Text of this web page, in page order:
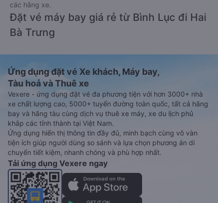
các hãng xe.
Đặt vé máy bay giá rẻ từ Bình Lục đi Hai
Bà Trưng
Ứng dụng đặt vé Xe khách, Máy bay,
Tàu hoả và Thuê xe
Vexere - ứng dụng đặt vé đa phương tiện với hơn 3000+ nhà
xe chất lượng cao, 5000+ tuyến đường toàn quốc, tất cả hãng
bay và hãng tàu cùng dịch vụ thuê xe máy, xe du lịch phủ
khắp các tỉnh thành tại Việt Nam.
Ứng dụng hiển thị thông tin đầy đủ, minh bạch cùng vô vàn
tiện ích giúp người dùng so sánh và lựa chọn phương án di
chuyển tiết kiệm, nhanh chóng và phù hợp nhất.
Tải ứng dụng Vexere ngay